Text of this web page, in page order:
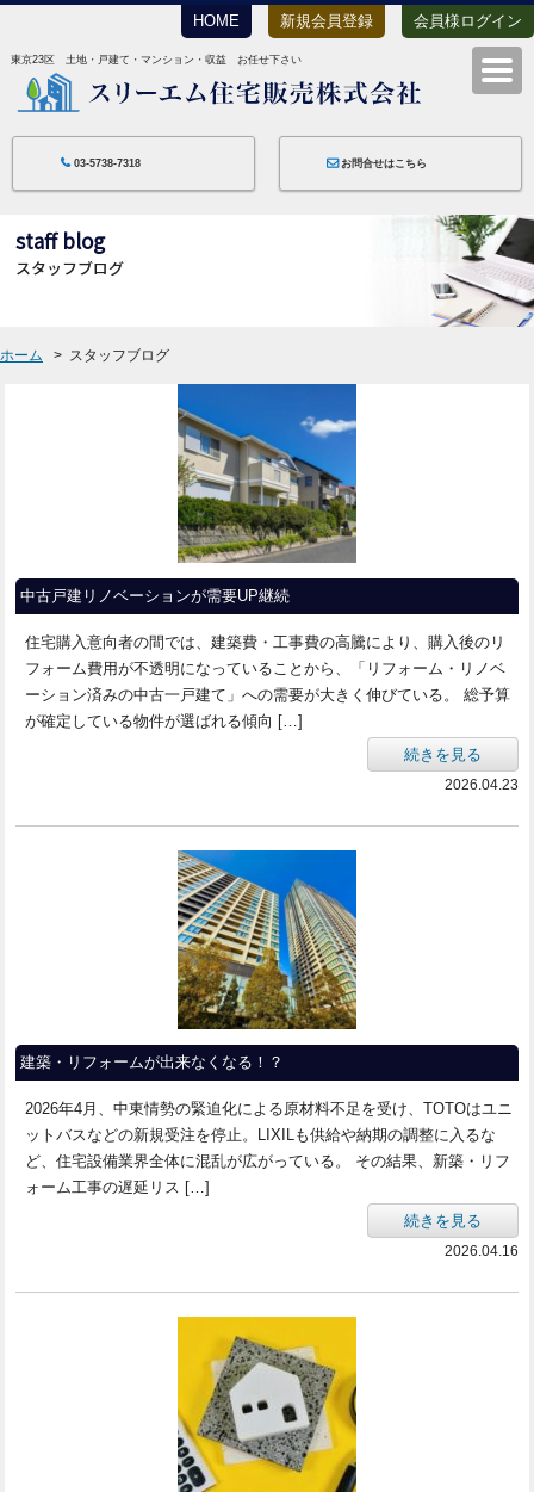
HOME 新規会員登録 会員様ログイン
東京23区 土地・戸建て・マンション・収益 お任せ下さい
03-5738-7318 お問合せはこちら
staff blog
スタッフブログ
ホーム スタッフブログ
中古戸建リノベーションが需要UP継続
住宅購入意向者の間では、建築費・工事費の高騰により、購入後のリ
フォーム費用が不透明になっていることから、「リフォーム・リノベ
ーション済みの中古一戸建て」への需要が大きく伸びている。 総予算
が確定している物件が選ばれる傾向 […]
続きを見る
2026.04.23
建築・リフォームが出来なくなる！？
2026年4月、中東情勢の緊迫化による原材料不足を受け、TOTOはユニ
ットバスなどの新規受注を停止。LIXILも供給や納期の調整に入るな
ど、住宅設備業界全体に混乱が広がっている。 その結果、新築・リフ
ォーム工事の遅延リス […]
続きを見る
2026.04.16